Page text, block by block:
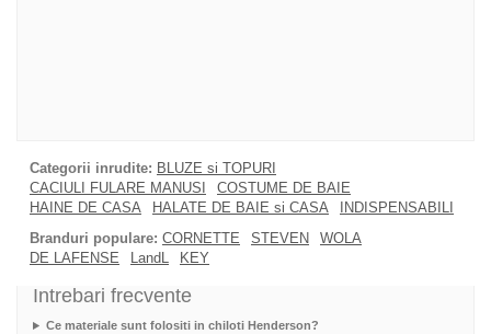
Categorii inrudite: BLUZE si TOPURI
CACIULI FULARE MANUSI
COSTUME DE BAIE
HAINE DE CASA
HALATE DE BAIE si CASA
INDISPENSABILI
Branduri populare: CORNETTE STEVEN
WOLA
DE LAFENSE
LandL KEY
Intrebari frecvente
Ce materiale sunt folositi in chiloti Henderson?